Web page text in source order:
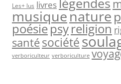
Les+ lus livres
musiquenature
poésiepsyreligion
santésociété
verboriculteur verboriculture